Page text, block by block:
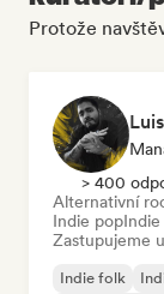
Protože
> 400
Alternativní
Indie pop
Zastupujeme
Indie folk